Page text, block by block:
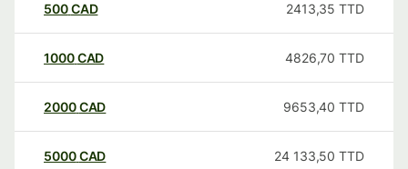
500CAD 2413,35 TTD
1000CAD 4826,70 TTD
2000CAD 9653,40 TTD
5000CAD 24 133,50 TTD